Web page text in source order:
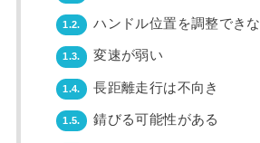
1.2. ハンドル位置を調整でき
1.3. 変速が弱い
1.4. 長距離走行は不向き
1.5. 錆びる可能性がある